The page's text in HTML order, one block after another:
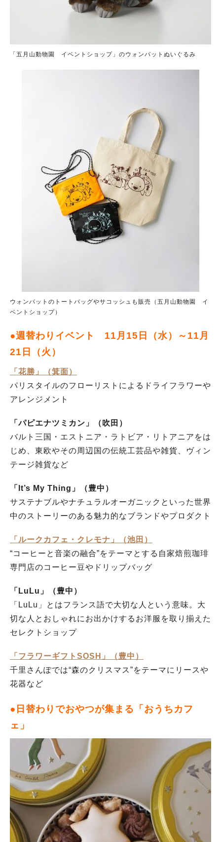
「五月山動物園 イベントショップ」のウォンバットぬいぐるみ
ウォンバットのトートバッグやサコッシュも販売（五月山動物園 イ
ベントショップ）
●週替わりイベント 11月15日（水）～11月
21日（火）
「花勝」（箕面）
パリスタイルのフローリストによるドライフラワーや
アレンジメント
「パピエナツミカン」（吹田）
バルト三国・エストニア・ラトビア・リトアニアをは
じめ、東欧やその周辺国の伝統工芸品や雑貨、ヴィン
テージ雑貨など
「It’s My Thing」（豊中）
サステナブルやナチュラルオーガニックといった世界
中のストーリーのある魅力的なブランドやプロダクト
「ルークカフェ・クレモナ」（池田）
“コーヒーと音楽の融合”をテーマとする自家焙煎珈琲
専門店のコーヒー豆やドリップバッグ
「LuLu」（豊中）
「LuLu」とはフランス語で大切な人という意味。大
切な人とおしゃれにお出かけするお洋服を取り揃えた
セレクトショップ
「フラワーギフトSOSH」（豊中）
千里さんぽでは“森のクリスマス”をテーマにリースや
花器など
●日替わりでおやつが集まる「おうちカフ
ェ」